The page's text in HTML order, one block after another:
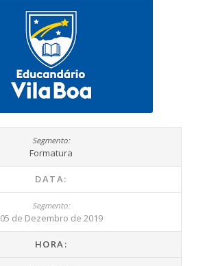
Formatura
DATA:
05 de Dezembro de 2019
HORA: